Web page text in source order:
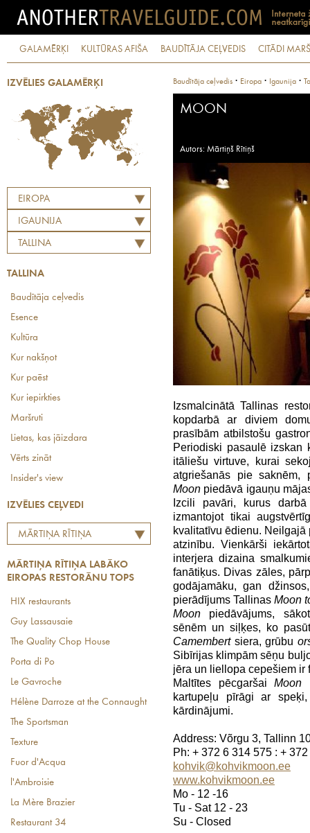
GALAMĒRĶI KULTŪRAS AFIŠA BAUDĪTĀJA CEĻVEDIS CITĀDI
IZVĒLIES GALAMĒRĶI
EIROPA
IGAUNIJA
TALLINA
TALLINA
Baudītāja ceļvedis
Esence
Kultūra
Kur nakšņot
Kur paēst
Kur iepirkties
Maršruti
Lietas, kas jāizdara
Vērts zināt
Insider's view
IZVĒLIES CEĻVEDI
MĀRTIŅA RĪTIŅA
RESTORĀNU TOPS
MĀRTIŅA RĪTIŅA LABĀKO
EIROPAS RESTORĀNU TOPS
HIX restaurants
Guy Lassausaie
The Quality Chop House
Porta di Po
Le Gavroche
Hélène Darroze at the Connaught
The Sportsman
Texture
Fuor d'Acqua
l'Ambroisie
La Mère Brazier
Restaurant 34
Baudītāja ceļvedis · Eiropa · Igaunija ·
MOON
Autors: Mārtiņš Rītiņš
Izsmalcinātā Tallinas
kopdarbā ar diviem
prasībām atbilstošu
Periodiski pasaulē izskan
itāliešu virtuve, kurai
atgriešanās pie saknēm,
Moon piedāvā igauņu
Izcili pavāri, kurus
izmantojot tikai
kvalitatīvu ēdienu.
atzinību. Vienkārši
interjera dizaina
fanātiķus. Divas zāles,
godājamāku, gan
pierādījums Tallinas Moon
Moon piedāvājums,
sēnēm un siļķes, ko
Camembertsiera, grūbu
Sibīrijas klimpām sēņu
jēra un liellopa cepešiem ir
Maltītes pēcgaršaiMoon
kartupeļu pīrāgi ar
kārdinājumi.
Address: Võrgu 3, Tallinn
Ph: + 372 6 314 575 : +
kohvik@kohvikmoon.ee
www.kohvikmoon.ee
Mo - 12 -16
Tu - Sat 12 - 23
Su - Closed